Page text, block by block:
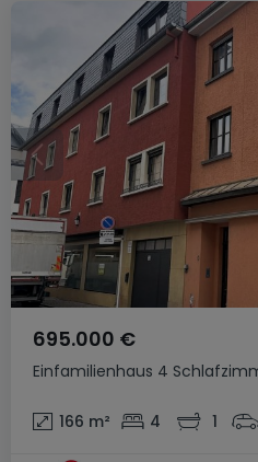
Einfamilienhaus 4
695.000 €
166 m² 4 1